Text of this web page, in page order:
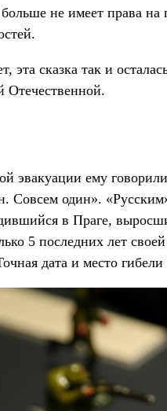
не имеет права
эта сказка так и
Отечественной.
эвакуации ему
Совсем один».
в Праге,
5 последних лет
дата и место гибели